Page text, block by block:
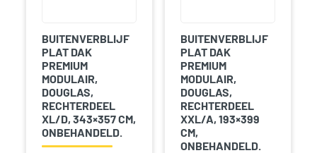
BUITENVERBLIJF
PLAT DAK
PREMIUM
MODULAIR,
DOUGLAS,
RECHTERDEEL
XL/D, 343×357 CM,
ONBEHANDELD.
BUITENVERBLIJF
PLAT DAK
PREMIUM
MODULAIR,
DOUGLAS,
RECHTERDEEL
XXL/A, 193×399
CM,
ONBEHANDELD.